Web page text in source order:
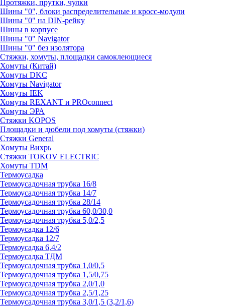
Протяжки, прутки, чулки
Шины "0", блоки распределительные и кросс-модули
Шины "0" на DIN-рейку
Шины в корпусе
Шины "0" Navigator
Шины "0" без изолятора
Стяжки, хомуты, площадки самоклеющиеся
Хомуты (Китай)
Хомуты DKC
Хомуты Navigator
Хомуты IEK
Хомуты REXANT и PROconnect
Хомуты ЭРА
Стяжки KOPOS
Площадки и дюбели под хомуты (стяжки)
Стяжки General
Хомуты Вихрь
Стяжки TOKOV ELECTRIC
Хомуты TDM
Термоусадка
Термоусадочная трубка 16/8
Термоусадочная трубка 14/7
Термоусадочная трубка 28/14
Термоусадочная трубка 60,0/30,0
Термоусадочная трубка 5,0/2,5
Термоусадка 12/6
Термоусадка 12/7
Термоусадка 6,4/2
Термоусадка ТДМ
Термоусадочная трубка 1,0/0,5
Термоусадочная трубка 1,5/0,75
Термоусадочная трубка 2,0/1,0
Термоусадочная трубка 2,5/1,25
Термоусадочная трубка 3,0/1,5 (3,2/1,6)